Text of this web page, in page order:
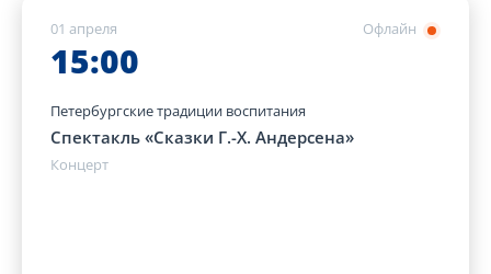
Офлайн
01 апреля
15:00
Петербургские традиции воспитания
Спектакль «Сказки Г.-Х. Андерсена»
Концерт